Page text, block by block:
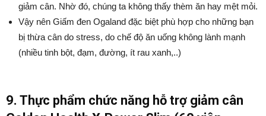
giảm cân. Nhờ đó, chúng ta không thấy thèm ăn hay mệt mỏi.
Vậy nên Giấm đen Ogaland đặc biệt phù hợp cho những bạn
bị thừa cân do stress, do chế độ ăn uống không lành mạnh
(nhiều tinh bột, đạm, đường, ít rau xanh,..)
9. Thực phẩm chức năng hỗ trợ giảm cân